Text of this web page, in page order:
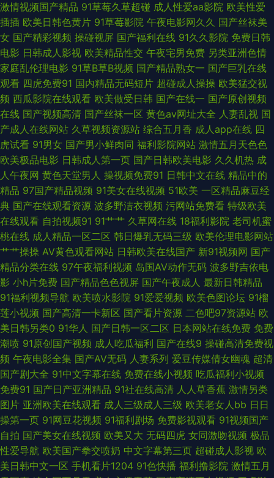
91在线免费视频 超碰在线人人91 国产做受麻豆 久久精品这里18 欧美下一篇
28P 丝袜人妖 伊人网97 91视频免费刷 波多野吉衣电影 福利剧场av 九九热
这里只有精 欧美色色欧美 探花熟女 国产乱乱A片 欧洲高清va 香蕉视频下载
链接 91色禁 操人妻影院 国产精品草草 久久精品一区 日本精品一卡二卡 亚洲
九1 91微拍福利视频 超碰有码在线 狠狠干中文字幕 麻豆成人I视频 日本韩国
逼视频 无码天美麻豆 最新91在线视频 操碰国际 国产精品呦伦视频 日韩操逼
网 变态少妇网站 韩日av无码 欧美不卡网 日韩色网 亚洲性爱欧美色图 99re
91色人妻 超碰97人人操 含羞草操视频 另类四虎色 色色丁香五月婷婷 在线国
频一区 亚洲老司机视 91污导航 高清视频1区2区 久久草视频在线 人人干人人
摸 午夜性網 91视频国产足交 超碰欧美在线 含羞草麻豆 美女91 日韩三级片
不卡 亚洲性爱精品 TS国产网站 国产精品1区2区 久久人妻人人操 人人肏艹
殴美少妇 91字慕网 丁香五月久久综合 久草国产福利视频 人妻人人操 午夜福
激情视频国产精品 91草莓久草超碰 成人性爱aa影院 欧美性爱
插插 欧美日韩色黄片 91草莓影院 午夜电影网久久 国产丝袜美
女 国产精彩视频 操碰视屏 国产福利在线 91久久影院 免费日韩
电影 日韩成人影视 欧美精品性交 午夜宅男免费 另类亚洲色情
家庭乱伦理电影 91草B草B视频 国产精品熟女一 国产巨乳在线
观看 四虎免费91 国内精品无码短片 超碰成人操操 欧美猛交视
频 西瓜影院在线观看 欧美做受日韩 国产在线一 国产原创视频
在线 国产视频高清 国产丝袜一区 黄色av网址大全 人妻乱视 国
产成人在线网站 久草视频资源站 综合五月香 成人app在线 四
虎试看 91男女 国产男小鲜肉同 福利影院网站 激情五月天色色
欧美极品电影 日韩成人第一页 国产日韩欧美电影 久久机热 成
人午夜网 黄色天堂男人 操视频免费91 日韩中文在线 精品中的
精品 97国产精品视频 91美女在线视频 51欧美 一区精品麻豆经
典 国产在线观看资源 波多野洁衣视频 污网站免费看 特级欧美
在线观看 自拍视频91 91艹艹 久草网在线 18福利影院 老司机蜜
桃在线 成人精品一区二区 韩日爆乳无码三级 欧美伦理电影网站
艹艹操操 AV黄色观看网站 日韩欧美在线国产 新91视频网 国产
精品分类在线 97午夜福利视频 岛国AV动作无码 波多野吉依电
影 小h片免费 国产精品色色视屏 国产午夜成人 最新日韩精品
91福利视频导航 欧美喷水影院 91爱爱视频 欧美色图论坛 91榴
莲小视频 国产高清一卡新区 国产看片资源 二色吧97资源站 欧
美日韩另类0 91华人 国产日韩一区二区 日本网站在线免费 免费
潮喷 91原创国产视频 成人吃瓜福利 国产在线9 操碰高清免费视
频 午夜电影全集 国产AV无码 人妻系列 爱豆传媒倩女幽魂 超清
国产剧大全 91中文字幕在线 免费在线小视频 吃瓜福利小视频
免费91 国产日产亚洲精品 91社在线高清 人人草香蕉 激情另类
图片 亚洲欧美在线观看 成人三级成人三级 欧美老女人bb 日日
操第一页 91网豆花视频 91福利剧场 免费影视观看 91视频国产
自拍 国产美女在线视频 欧美又大 无码四虎 女同激吻视频 极品
性爱导航 欧美国产拳交喷奶 中文字幕第三页 超碰成人影视 欧
美日韩中文一区 手机看片1204 91色快播 福利撸影院 激情五月